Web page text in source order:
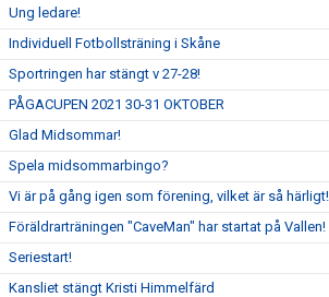
Ung ledare!
Individuell Fotbollsträning i Skåne
Sportringen har stängt v 27-28!
PÅGACUPEN 2021 30-31 OKTOBER
Glad Midsommar!
Spela midsommarbingo?
Vi är på gång igen som förening, vilket är så härligt!
Föräldrarträningen "CaveMan" har startat på Vallen!
Seriestart!
Kansliet stängt Kristi Himmelfärd